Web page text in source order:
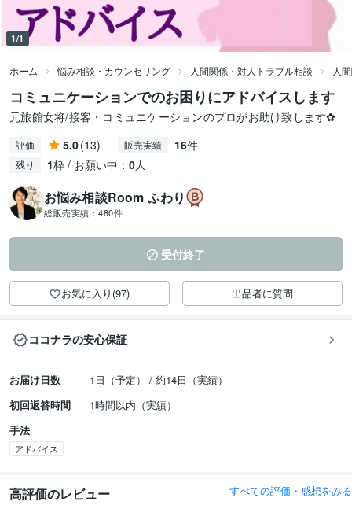
1/1
ホーム 悩み相談・カウンセリング 人間関係・対人トラブル相談 人
コミュニケーションでのお困りにアドバイスします
元旅館女将/接客・コミュニケーションのプロがお助け致します✿
評価 5.0(13) 販売実績 16件
残り 1枠 / お願い中： 0人
‪‬お悩み相談Room‪ ふわり
総販売実績： 480件
受付終了
お気に入り(97) 出品者に質問
ココナラの安心保証
お届け日数
1日（予定） / 約14日（実績）
初回返答時間
1時間以内（実績）
手法
アドバイス
高評価のレビュー すべての評価・感想をみる